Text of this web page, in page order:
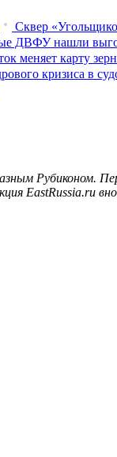
Сквер
ДВФУ нашли
меняет карту
кризиса в
Рубиконом.
EastRussia.ru